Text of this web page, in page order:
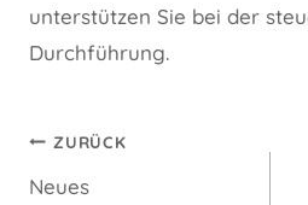
unterstützen Sie bei der
Durchführung.
ZURÜCK
Neues